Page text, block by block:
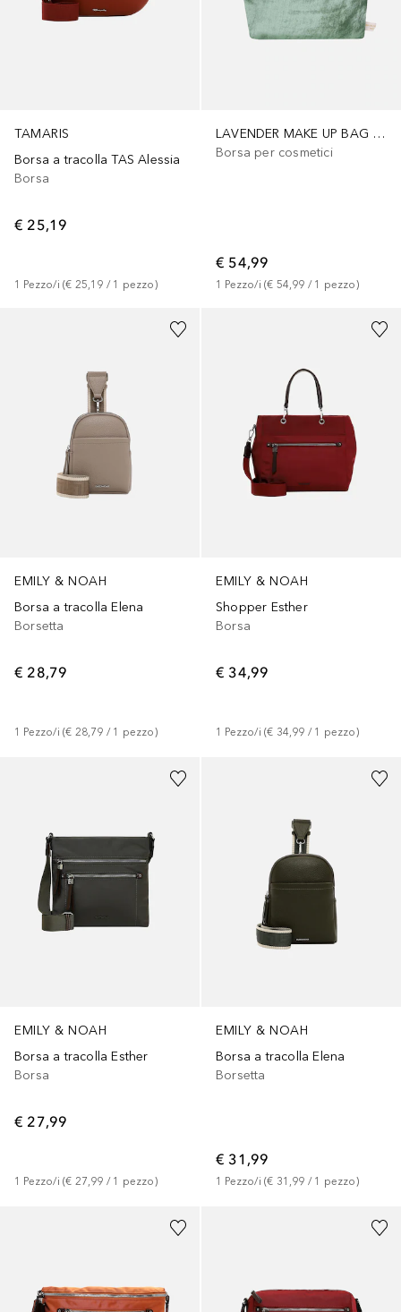
TAMARIS
Borsa a tracolla TAS Alessia
Borsa
€ 25,19
1 Pezzo/i (€ 25,19 / 1 pezzo)
LAVENDER MAKE UP BAG JADE SILK VELVET
Borsa per cosmetici
€ 54,99
1 Pezzo/i (€ 54,99 / 1 pezzo)
EMILY & NOAH
Borsa a tracolla Elena
Borsetta
€ 28,79
1 Pezzo/i (€ 28,79 / 1 pezzo)
EMILY & NOAH
Shopper Esther
Borsa
€ 34,99
1 Pezzo/i (€ 34,99 / 1 pezzo)
EMILY & NOAH
Borsa a tracolla Esther
Borsa
€ 27,99
1 Pezzo/i (€ 27,99 / 1 pezzo)
EMILY & NOAH
Borsa a tracolla Elena
Borsetta
€ 31,99
1 Pezzo/i (€ 31,99 / 1 pezzo)